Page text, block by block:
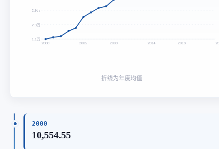
2.9万
2.0万
1.1万
2000 2005 2009 2014 2018
折线为年度均值
2000
10,554.55